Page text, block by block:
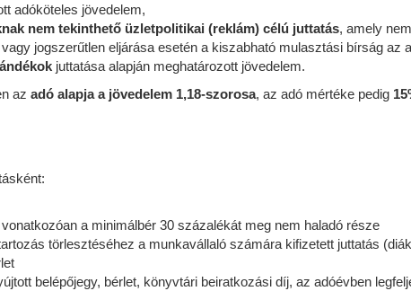
adóköteles jövedelem,
nem tekinthető üzletpolitikai (reklám) célú juttatás, amely
jogszerűtlen eljárása esetén a kiszabható mulasztási bírság az
juttatása alapján meghatározott jövedelem.
az adó alapja a jövedelem 1,18-szorosa, az adó mértéke pedig
a minimálbér 30 százalékát meg nem haladó része
törlesztéséhez a munkavállaló számára kifizetett juttatás
belépőjegy, bérlet, könyvtári beiratkozási díj, az adóévben